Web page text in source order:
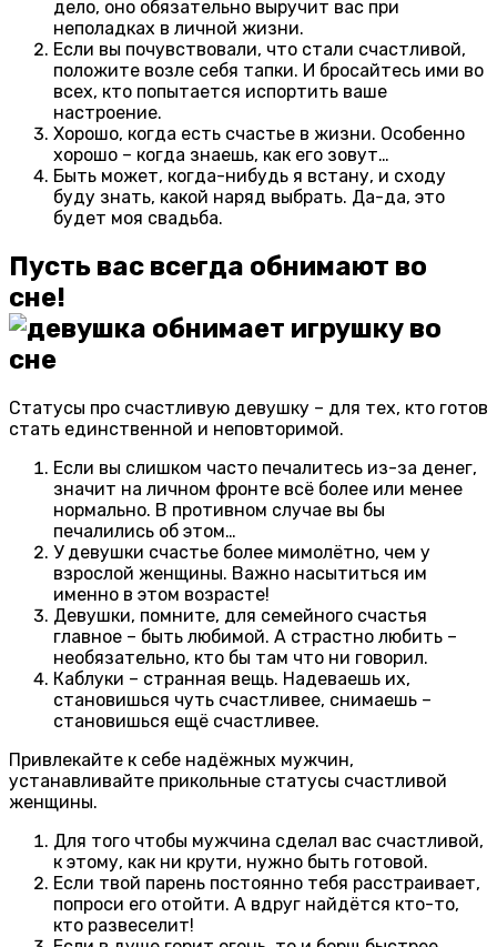
дело, оно обязательно выручит вас при
неполадках в личной жизни.
Если вы почувствовали, что стали счастливой,
положите возле себя тапки. И бросайтесь ими во
всех, кто попытается испортить ваше
настроение.
Хорошо, когда есть счастье в жизни. Особенно
хорошо – когда знаешь, как его зовут…
Быть может, когда-нибудь я встану, и сходу
буду знать, какой наряд выбрать. Да-да, это
будет моя свадьба.
Пусть вас всегда обнимают во
сне!
Статусы про счастливую девушку – для тех, кто готов
стать единственной и неповторимой.
Если вы слишком часто печалитесь из-за денег,
значит на личном фронте всё более или менее
нормально. В противном случае вы бы
печалились об этом…
У девушки счастье более мимолётно, чем у
взрослой женщины. Важно насытиться им
именно в этом возрасте!
Девушки, помните, для семейного счастья
главное – быть любимой. А страстно любить –
необязательно, кто бы там что ни говорил.
Каблуки – странная вещь. Надеваешь их,
становишься чуть счастливее, снимаешь –
становишься ещё счастливее.
Привлекайте к себе надёжных мужчин,
устанавливайте прикольные статусы счастливой
женщины.
Для того чтобы мужчина сделал вас счастливой,
к этому, как ни крути, нужно быть готовой.
Если твой парень постоянно тебя расстраивает,
попроси его отойти. А вдруг найдётся кто-то,
кто развеселит!